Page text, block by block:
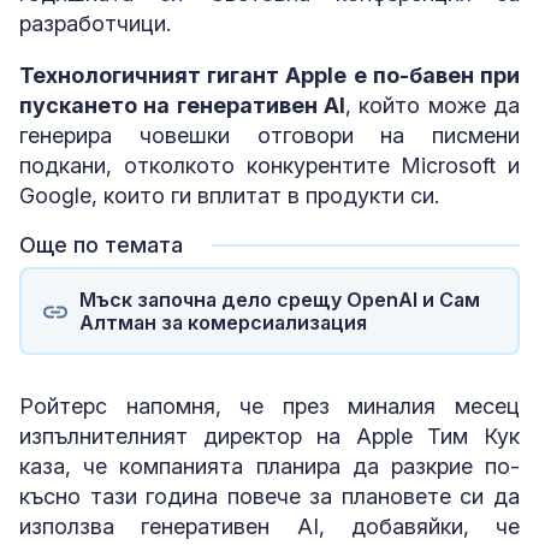
разработчици.
Технологичният гигант Apple е по-бавен при
пускането на генеративен AI, който може да
генерира човешки отговори на писмени
подкани, отколкото конкурентите Microsoft и
Google, които ги вплитат в продукти си.
Още по темата
Мъск започна дело срещу OpenAI и Сам
Алтман за комерсиализация
Ройтерс напомня, че през миналия месец
изпълнителният директор на Apple Тим Кук
каза, че компанията планира да разкрие по-
късно тази година повече за плановете си да
използва генеративен AI, добавяйки, че